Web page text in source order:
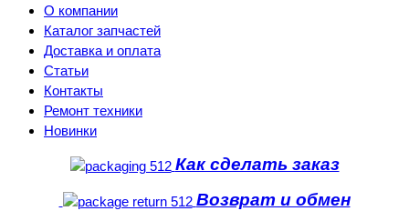
О компании
Каталог запчастей
Доставка и оплата
Статьи
Контакты
Ремонт техники
Новинки
Как сделать заказ
Возврат и обмен